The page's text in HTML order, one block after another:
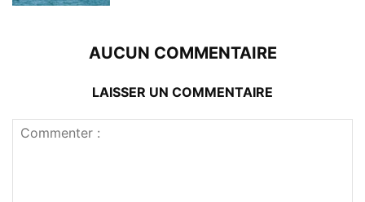
AUCUN COMMENTAIRE
LAISSER UN COMMENTAIRE